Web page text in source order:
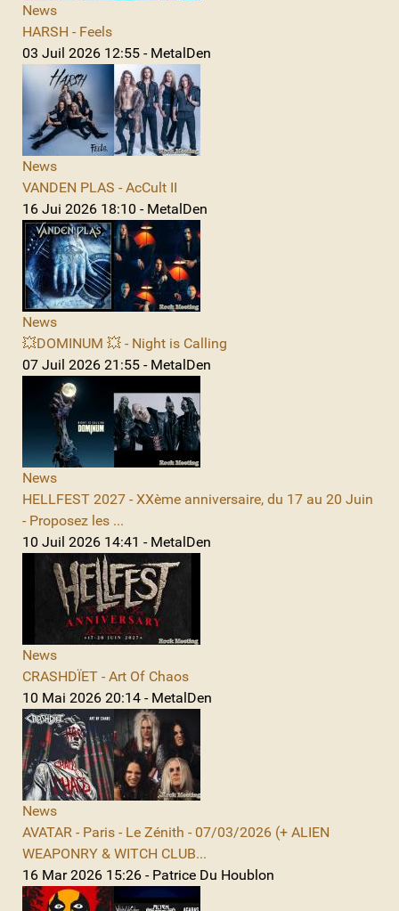
News
HARSH - Feels
03 Juil 2026 12:55 - MetalDen
News
VANDEN PLAS - AcCult II
16 Jui 2026 18:10 - MetalDen
News
💥DOMINUM 💥 - Night is Calling
07 Juil 2026 21:55 - MetalDen
News
HELLFEST 2027 - XXème anniversaire, du 17 au 20 Juin
- Proposez les ...
10 Juil 2026 14:41 - MetalDen
News
CRASHDÏET - Art Of Chaos
10 Mai 2026 20:14 - MetalDen
News
AVATAR - Paris - Le Zénith - 07/03/2026 (+ ALIEN
WEAPONRY & WITCH CLUB...
16 Mar 2026 15:26 - Patrice Du Houblon